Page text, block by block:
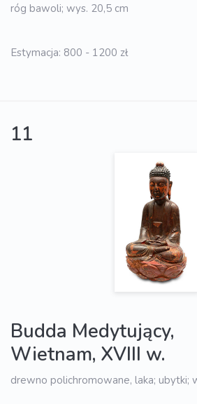
róg bawoli; wys. 20,5 cm
Estymacja: 800 - 1200 zł
11
Budda Medytujący,
Wietnam, XVIII w.
drewno polichromowane, laka; ubytki;